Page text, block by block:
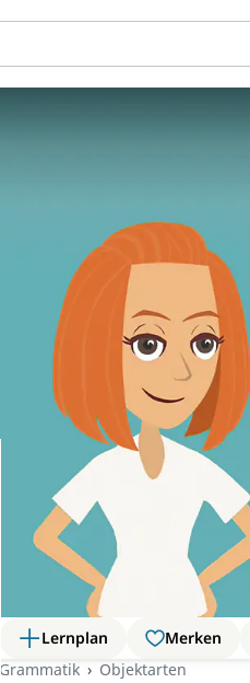
Lernplan Merken
Grammatik
Objektarten